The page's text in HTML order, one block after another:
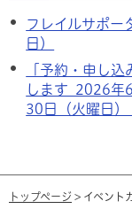
フレイルサポ
日）
「予約・申し
します 2026年
30日（火曜日
トップページ > イベント